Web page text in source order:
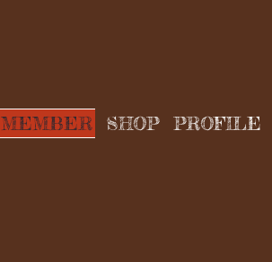
MEMBER SHOP PROFILE